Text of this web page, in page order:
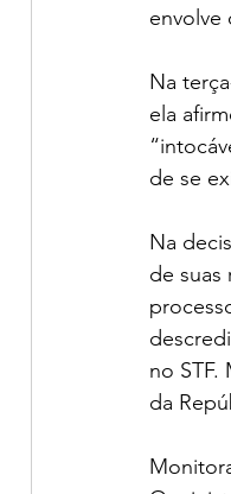
envolve
Na
ela
de se
Na
de suas
no
da